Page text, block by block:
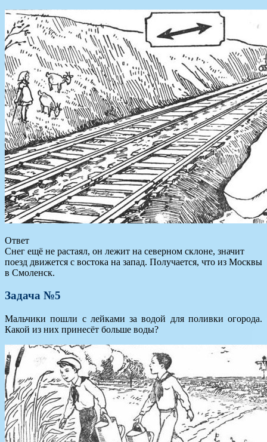
Ответ
Снег ещё не растаял, он лежит на северном склоне, значит
поезд движется с востока на запад. Получается, что из Москвы
в Смоленск.
Задача №5
Мальчики пошли с лейками за водой для поливки огорода.
Какой из них принесёт больше воды?